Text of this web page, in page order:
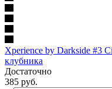
Xperience by Darkside #3
клубника
Достаточно
385 руб.